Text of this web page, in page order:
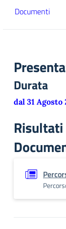
Documenti
Durata
dal 31 Agosto
Risultati